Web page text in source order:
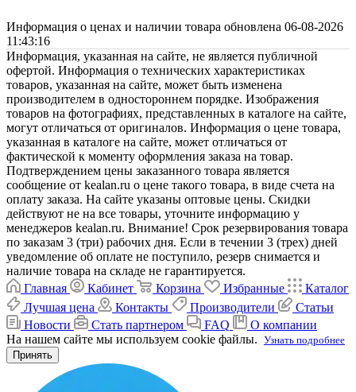
Информация о ценах и наличии товара обновлена 06-08-2026
11:43:16
Информация, указанная на сайте, не является публичной
офертой. Информация о технических характеристиках
товаров, указанная на сайте, может быть изменена
производителем в одностороннем порядке. Изображения
товаров на фотографиях, представленных в каталоге на сайте,
могут отличаться от оригиналов. Информация о цене товара,
указанная в каталоге на сайте, может отличаться от
фактической к моменту оформления заказа на товар.
Подтверждением цены заказанного товара является
сообщение от kealan.ru о цене такого товара, в виде счета на
оплату заказа. На сайте указаны оптовые цены. Скидки
действуют не на все товары, уточните информацию у
менеджеров kealan.ru. Внимание! Срок резервирования товара
по заказам 3 (три) рабочих дня. Если в течении 3 (трех) дней
уведомление об оплате не поступило, резерв снимается и
наличие товара на складе не гарантируется.
Главная
Кабинет Корзина Избранные
Каталог
Лучшая цена
Контакты Производители
Статьи
Новости
Стать партнером FAQ
О компании
На нашем сайте мы используем cookie файлы. Узнать подробнее
Принять